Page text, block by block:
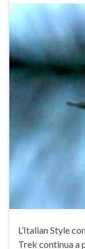
L’Italian Style
Trek continua a